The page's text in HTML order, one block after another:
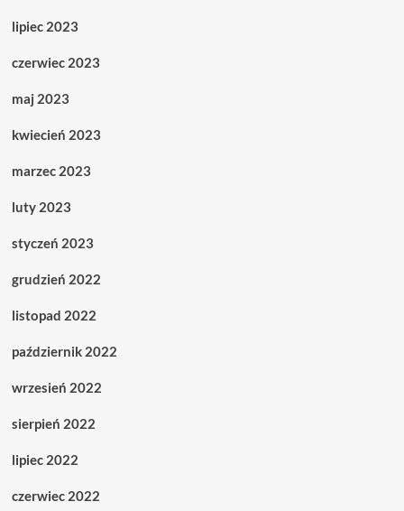
lipiec 2023
czerwiec 2023
maj 2023
kwiecień 2023
marzec 2023
luty 2023
styczeń 2023
grudzień 2022
listopad 2022
październik 2022
wrzesień 2022
sierpień 2022
lipiec 2022
czerwiec 2022